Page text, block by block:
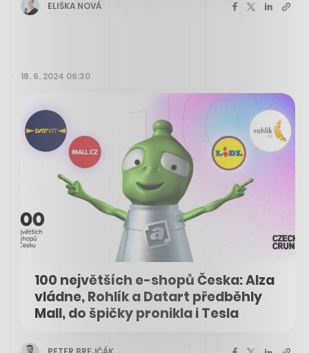
ELIŠKA NOVÁ
18. 6. 2024 06:30
100 největších e-shopů Česka: Alza
vládne, Rohlík a Datart předběhly
Mall, do špičky pronikla i Tesla